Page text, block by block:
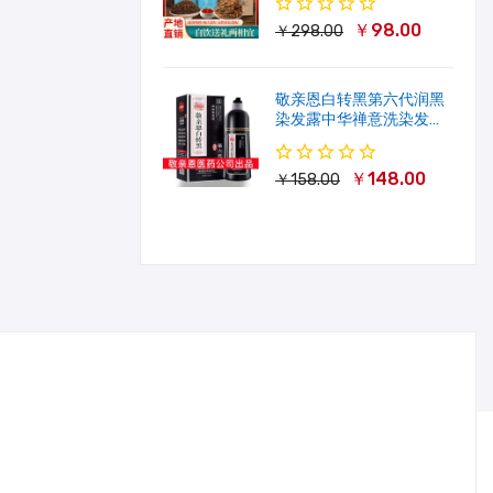
￥298.00 ￥98.00
敬亲恩白转黑第六代润黑
染发露中华禅意洗染发剂
一洗就黑500ml
￥158.00 ￥148.00